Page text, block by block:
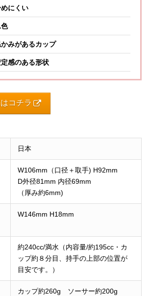
にくい
みがあるカップ
感のある形状
コチラ
日本
W106mm（口径＋取手) H92mm
D外径81mm 内径69mm
（厚み約6mm)
W146mm H18mm
約240cc/満水（内容量/約195cc・カ
ップ約８分目、持手の上部の位置が
目安です。）
カップ約260g ソーサー約200g